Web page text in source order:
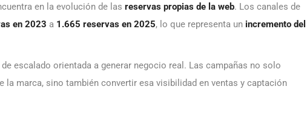
en la evolución de las reservas propias de la web. Los canales de
en 2023 a 1.665 reservas en 2025, lo que representa un incremento del
escalado orientada a generar negocio real. Las campañas no solo
la marca, sino también convertir esa visibilidad en ventas y captación